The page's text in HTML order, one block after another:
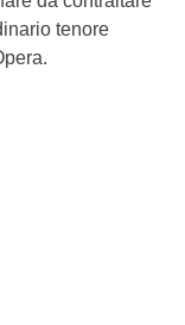
tenore